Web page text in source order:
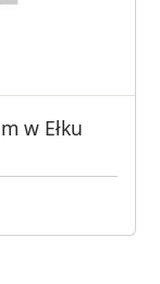
w Ełku